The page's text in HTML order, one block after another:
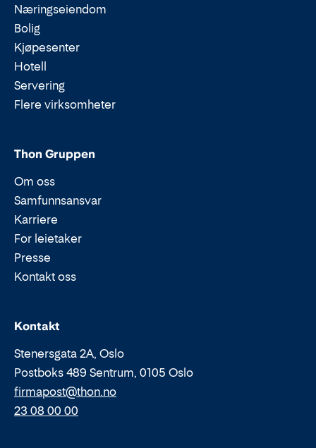
Næringseiendom
Bolig
Kjøpesenter
Hotell
Servering
Flere virksomheter
Thon Gruppen
Om oss
Samfunnsansvar
Karriere
For leietaker
Presse
Kontakt oss
Kontakt
Stenersgata 2A, Oslo
Postboks 489 Sentrum, 0105 Oslo
Epost:
firmapost@thon.no
Telefon:
23 08 00 00